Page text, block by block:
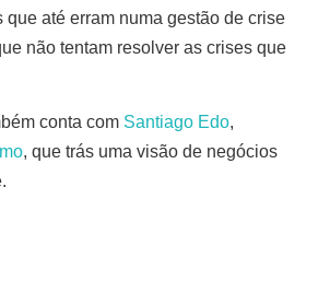
que até erram numa gestão de crise
não tentam resolver as crises que
conta com Santiago Edo,
, que trás uma visão de negócios